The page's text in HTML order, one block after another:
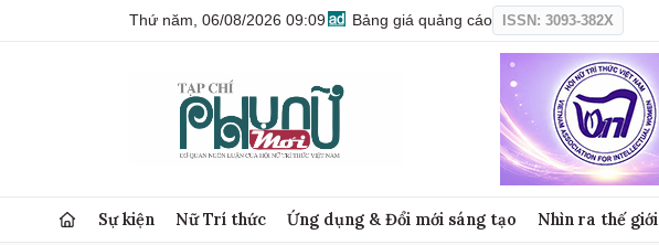
Thứ năm, 06/08/2026 09:09 Bảng giá quảng cáo ISSN: 3093-382X
Sự kiện Nữ Trí thức Ứng dụng & Đổi mới sáng tạo Nhìn ra thế giới